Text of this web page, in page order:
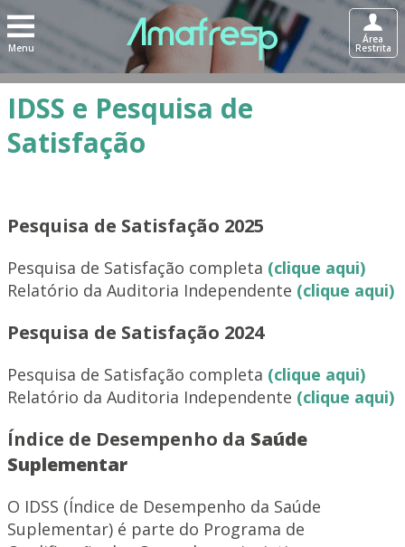
Menu
Área
Restrita
IDSS e Pesquisa de
Satisfação
Pesquisa de Satisfação 2025
Pesquisa de Satisfação completa (clique aqui)
Relatório da Auditoria Independente (clique aqui)
Pesquisa de Satisfação 2024
Pesquisa de Satisfação completa (clique aqui)
Relatório da Auditoria Independente (clique aqui)
Índice de Desempenho da Saúde
Suplementar
O IDSS (Índice de Desempenho da Saúde
Suplementar) é parte do Programa de